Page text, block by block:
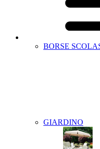
BORSE
GIARDINO